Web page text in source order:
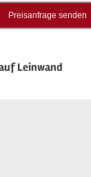
Preisanfrage senden
Leinwand